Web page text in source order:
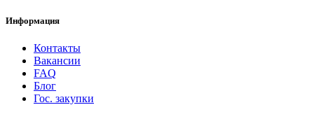
Информация
Контакты
Вакансии
FAQ
Блог
Гос. закупки